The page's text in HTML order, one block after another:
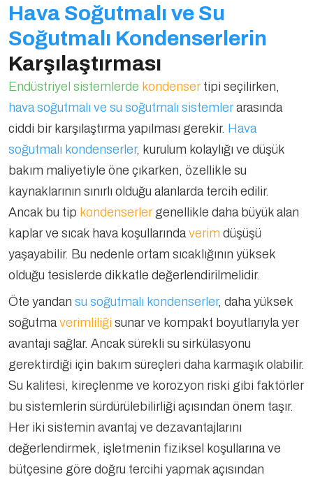
Hava Soğutmalı ve Su
Soğutmalı Kondenserlerin
Karşılaştırması
Endüstriyel sistemlerde kondensertipi seçilirken,
hava soğutmalı ve su soğutmalı sistemlerarasında
ciddi bir karşılaştırma yapılması gerekir. Hava
soğutmalı kondenserler, kurulum kolaylığı ve düşük
bakım maliyetiyle öne çıkarken, özellikle su
kaynaklarının sınırlı olduğu alanlarda tercih edilir.
Ancak bu tip kondenserlergenellikle daha büyük alan
kaplar ve sıcak hava koşullarındaverim düşüşü
yaşayabilir. Bu nedenle ortam sıcaklığının yüksek
olduğu tesislerde dikkatle değerlendirilmelidir.
Öte yandan su soğutmalı kondenserler, daha yüksek
soğutmaverimliliği sunar ve kompakt boyutlarıyla yer
avantajı sağlar. Ancak sürekli su sirkülasyonu
gerektirdiği için bakım süreçleri daha karmaşık olabilir.
Su kalitesi, kireçlenme ve korozyon riski gibi faktörler
bu sistemlerin sürdürülebilirliği açısından önem taşır.
Her iki sistemin avantaj ve dezavantajlarını
değerlendirmek, işletmenin fiziksel koşullarına ve
bütçesine göre doğru tercihi yapmak açısından